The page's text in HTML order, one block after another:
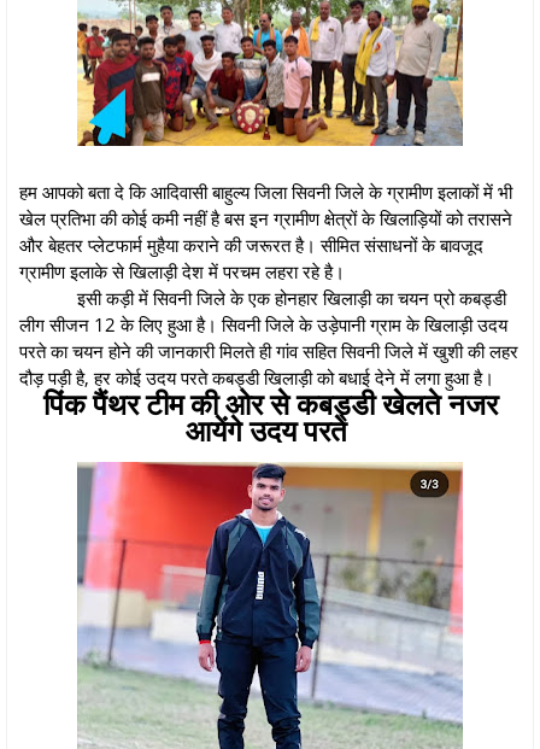
हम आपको बता दे कि आदिवासी बाहुल्य जिला सिवनी जिले के ग्रामीण इलाकों में भी
खेल प्रतिभा की कोई कमी नहीं है बस इन ग्रामीण क्षेत्रों के खिलाड़ियों को तरासने
और बेहतर प्लेटफार्म मुहैया कराने की जरूरत है। सीमित संसाधनों के बावजूद
ग्रामीण इलाके से खिलाड़ी देश में परचम लहरा रहे है।
इसी कड़ी में सिवनी जिले के एक होनहार खिलाड़ी का चयन प्रो कबड्डी
लीग सीजन 12 के लिए हुआ है। सिवनी जिले के उड़ेपानी ग्राम के खिलाड़ी उदय
परते का चयन होने की जानकारी मिलते ही गांव सहित सिवनी जिले में खुशी की लहर
दौड़ पड़ी है, हर कोई उदय परते कबड्डी खिलाड़ी को बधाई देने में लगा हुआ है।
पिंक पैंथर टीम की ओर से कबड्डी खेलते नजर
आयेंगे उदय परते